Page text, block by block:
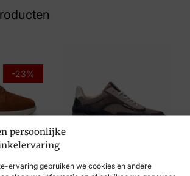
persoonlijke
ervaring gebruiken we cookies en andere
-23%